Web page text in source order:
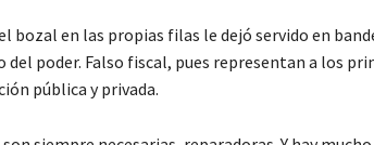
bozal en las propias filas le dejó servido en
del poder. Falso fiscal, pues representan a los
pública y privada.